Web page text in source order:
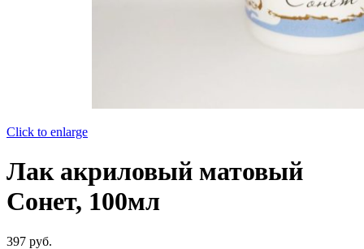
Click to enlarge
Лак акриловый матовый
Сонет, 100мл
397 руб.